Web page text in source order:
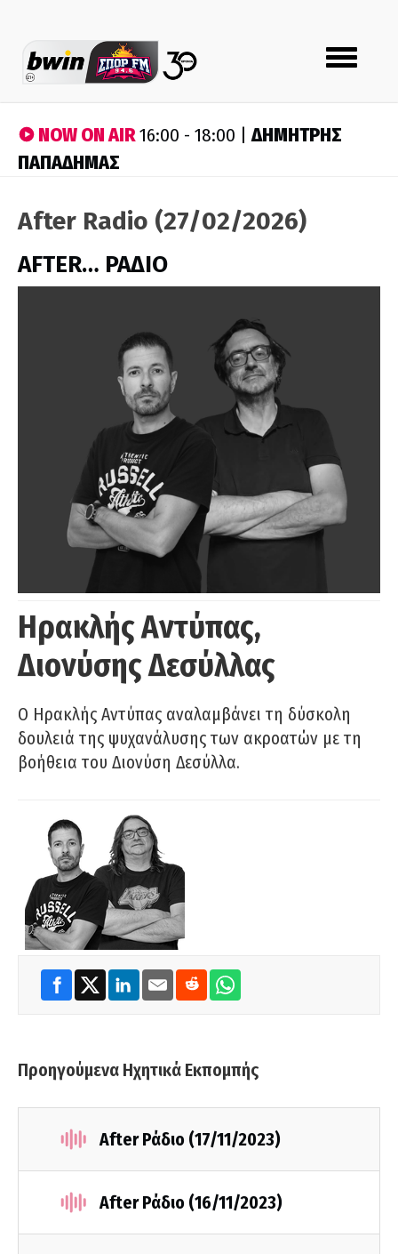
Toggle
navigation
NOW ON AIR16:00 - 18:00 |ΔΗΜΗΤΡΗΣ
ΠΑΠΑΔΗΜΑΣ
After Radio (27/02/2026)
AFTER… ΡΑΔΙΟ
Ηρακλής Αντύπας,
Διονύσης Δεσύλλας
Ο Ηρακλής Αντύπας αναλαμβάνει τη δύσκολη
δουλειά της ψυχανάλυσης των ακροατών με τη
βοήθεια του Διονύση Δεσύλλα.
Προηγούμενα Ηχητικά Εκπομπής
After Ράδιο (17/11/2023)
After Ράδιο (16/11/2023)